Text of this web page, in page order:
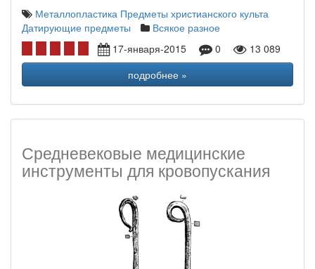
Металлопластика Предметы христианского культа
Датирующие предметы
Всякое разное
17-января-2015
0
13 089
подробнее »
Средневековые медицинские
инструменты для кровопускания